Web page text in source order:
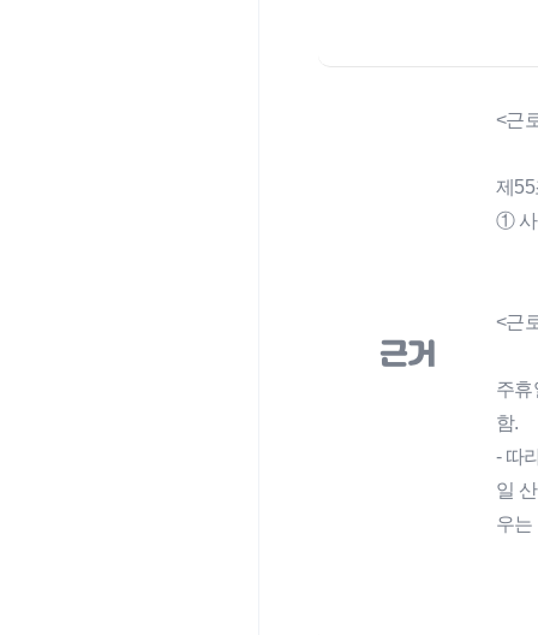
근거
<근
제55
① 사
<근
주휴
함.
- 따
일
우는